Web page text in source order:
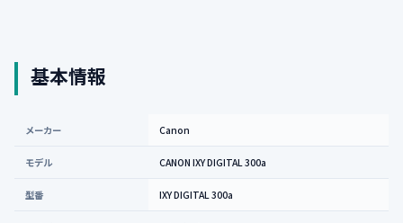
基本情報
メーカー Canon
モデル CANON IXY DIGITAL 300a
型番 IXY DIGITAL 300a